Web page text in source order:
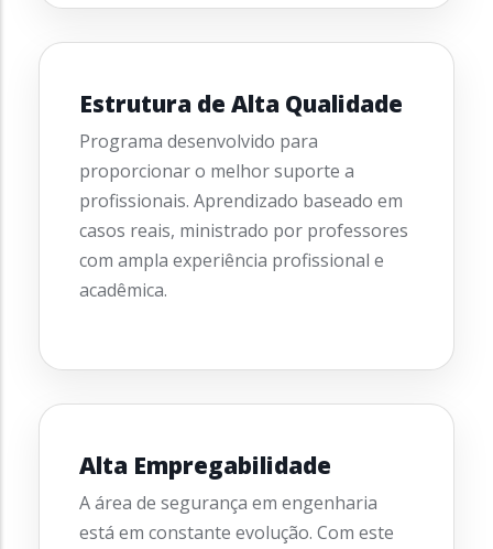
Estrutura de Alta Qualidade
Programa desenvolvido para
proporcionar o melhor suporte a
profissionais. Aprendizado baseado em
casos reais, ministrado por professores
com ampla experiência profissional e
acadêmica.
Alta Empregabilidade
A área de segurança em engenharia
está em constante evolução. Com este